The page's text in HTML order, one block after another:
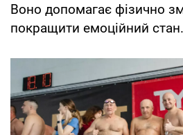
Воно допомагає фізично
покращити емоційний стан.